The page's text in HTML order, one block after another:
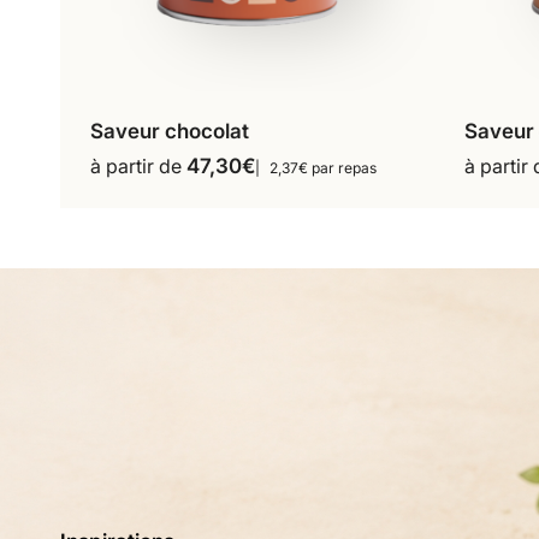
16 repas
36 repas
Ce
Saveur chocolat
à partir de 47,30€ 2,37€ par repas
à partir